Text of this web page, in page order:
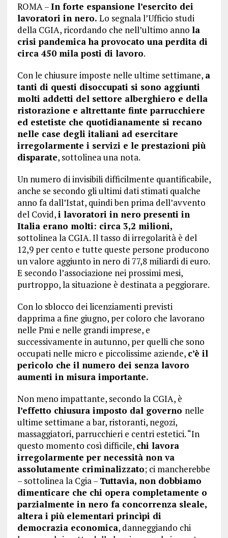
ROMA –In forte espansione l’esercito dei
lavoratori in nero. Lo segnala l’Ufficio studi
della CGIA, ricordando che nell’ultimo anno la
crisi pandemica ha provocato una perdita di
circa 450 mila posti di lavoro.
Con le chiusure imposte nelle ultime settimane, a
tanti di questi disoccupati si sono aggiunti
molti addetti del settore alberghiero e della
ristorazione e altrettante finte parrucchiere
ed estetiste che quotidianamente si recano
nelle case degli italiani ad esercitare
irregolarmente i servizi e le prestazioni più
disparate, sottolinea una nota.
Un numero di invisibili difficilmente quantificabile,
anche se secondo gli ultimi dati stimati qualche
anno fa dall’Istat, quindi ben prima dell’avvento
del Covid,i lavoratori in nero presenti in
Italia erano molti: circa 3,2 milioni,
sottolinea la CGIA. Il tasso di irregolarità è del
12,9 per cento e tutte queste persone producono
un valore aggiunto in nero di 77,8 miliardi di euro.
E secondo l’associazione nei prossimi mesi,
purtroppo, la situazione è destinata a peggiorare.
Con lo sblocco dei licenziamenti previsti
dapprima a fine giugno, per coloro che lavorano
nelle Pmi e nelle grandi imprese, e
successivamente in autunno, per quelli che sono
occupati nelle micro e piccolissime aziende, c’è il
pericolo che il numero dei senza lavoro
aumenti in misura importante.
Non meno impattante, secondo la CGIA, è
l’effetto chiusura imposto dal governo nelle
ultime settimane a bar, ristoranti, negozi,
massaggiatori, parrucchieri e centri estetici. “In
questo momento così difficile, chi lavora
irregolarmente per necessità non va
assolutamente criminalizzato; ci mancherebbe
– sottolinea la Cgia – Tuttavia, non dobbiamo
dimenticare che chi opera completamente o
parzialmente in nero fa concorrenza sleale,
altera i più elementari princìpi di
democrazia economica, danneggiando chi